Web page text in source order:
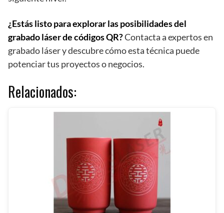
¿Estás listo para explorar las posibilidades del
grabado láser de códigos QR?Contacta a expertos en
grabado láser y descubre cómo esta técnica puede
potenciar tus proyectos o negocios.
Relacionados: